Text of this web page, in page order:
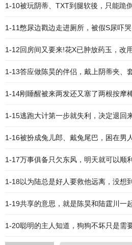
1-10被玩阴蒂、TXT到腿软後，只能跪
1-11憋尿边戳边走进厕所，被假S尿吓
1-12回房间又要来!花X已肿放药玉，改
1-13答应做陈昊的伴侣，戴上阴蒂夹、
1-14刚睡醒被来两发还又塞了两根按摩
1-15逃跑大计第一步就失利，决定退回
1-16被扮成兔儿郎、戴兔尾巴，困在男
1-17万事俱备只欠东风，明天就可以顺
1-18以为陆总是好人要救他远离，没想
1-19共享的意思，就是陈昊和陆霆川一
1-20聪明的主人知道，狗狗不坏只是需